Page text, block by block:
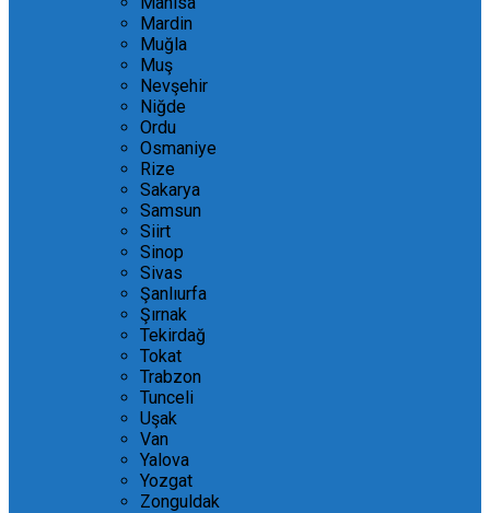
Mardin
Muğla
Muş
Nevşehir
Niğde
Ordu
Osmaniye
Rize
Sakarya
Samsun
Siirt
Sinop
Sivas
Şanlıurfa
Şırnak
Tekirdağ
Tokat
Trabzon
Tunceli
Uşak
Van
Yalova
Yozgat
Zonguldak